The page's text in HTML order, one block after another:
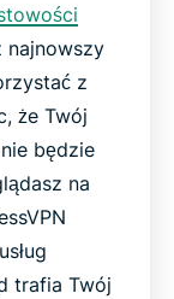
najnowszy
z
że Twój
będzie
na
trafia Twój